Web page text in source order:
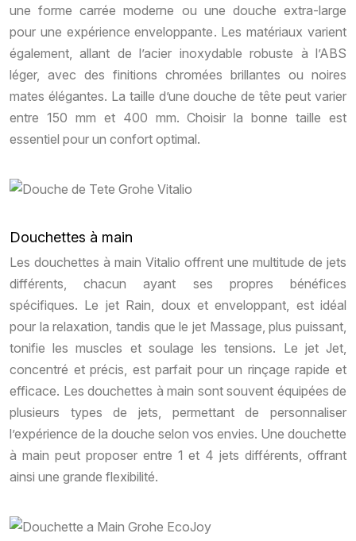
une forme carrée moderne ou une douche extra-large
pour une expérience enveloppante. Les matériaux varient
également, allant de l’acier inoxydable robuste à l’ABS
léger, avec des finitions chromées brillantes ou noires
mates élégantes. La taille d’une douche de tête peut varier
entre 150 mm et 400 mm. Choisir la bonne taille est
essentiel pour un confort optimal.
Douchettes à main
Les douchettes à main Vitalio offrent une multitude de jets
différents, chacun ayant ses propres bénéfices
spécifiques. Le jet Rain, doux et enveloppant, est idéal
pour la relaxation, tandis que le jet Massage, plus puissant,
tonifie les muscles et soulage les tensions. Le jet Jet,
concentré et précis, est parfait pour un rinçage rapide et
efficace. Les douchettes à main sont souvent équipées de
plusieurs types de jets, permettant de personnaliser
l’expérience de la douche selon vos envies. Une douchette
à main peut proposer entre 1 et 4 jets différents, offrant
ainsi une grande flexibilité.